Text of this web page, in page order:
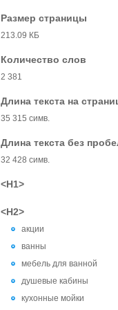
Размер страницы
213.09 КБ
Количество слов
2 381
Длина текста на
35 315 симв.
Длина текста без
32 428 симв.
<H1>
<H2>
акции
ванны
мебель для ванной
душевые кабины
кухонные мойки